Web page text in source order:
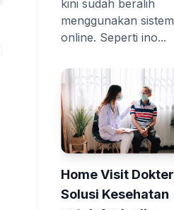
kini sudah beralih
menggunakan sistem
online. Seperti ino...
Home Visit Dokter,
Solusi Kesehatan